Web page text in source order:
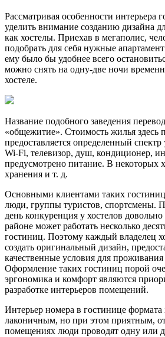
Рассматривая особенности интерьера
уделить внимание созданию дизайна
как хостелы. Приехав в мегаполис,
подобрать для себя нужные
ему было бы удобнее всего
можно снять на одну-две ночи
хостеле.
Название подобного заведения
«общежитие». Стоимость жилья здесь
предоставляется определенный спектр
Wi-Fi, телевизор, душ, кондиционер,
предусмотрено питание. В некоторых
хранения и т. д.
Основными клиентами таких
люди, группы туристов, спортсмены.
день конкуренция у хостелов
районе может работать несколько
гостиниц. Поэтому каждый владелец
создать оригинальный дизайн,
качественные условия для проживания
Оформление таких гостиниц порой
эргономика и комфорт являются
разработке интерьеров помещений.
Интерьер номера в гостинице формата
лаконичным, но при этом приятным,
помещениях люди проводят одну или